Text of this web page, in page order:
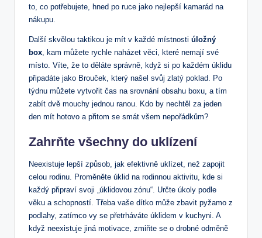
to, co potřebujete, hned po ruce jako nejlepší kamarád na
nákupu.
Další skvělou taktikou je mít v každé místnosti úložný
box, kam můžete rychle naházet věci, které nemají své
místo. Víte, že to děláte správně, když si po každém úklidu
připadáte jako Brouček, který našel svůj zlatý poklad. Po
týdnu můžete vytvořit čas na srovnání obsahu boxu, a tím
zabít dvě mouchy jednou ranou. Kdo by nechtěl za jeden
den mít hotovo a přitom se smát všem nepořádkům?
Zahrňte všechny do uklízení
Neexistuje lepší způsob, jak efektivně uklízet, než zapojit
celou rodinu. Proměněte úklid na rodinnou aktivitu, kde si
každý připraví svoji „úklidovou zónu“. Určte úkoly podle
věku a schopností. Třeba vaše dítko může zbavit pyžamo z
podlahy, zatímco vy se přetrháváte úklidem v kuchyni. A
když neexistuje jiná motivace, zmiňte se o drobné odměně